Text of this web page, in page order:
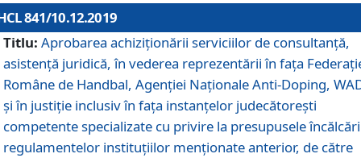
841/10.12.2019
Titlu: Aprobarea achiziționării serviciilor de consultanță,
asistență juridică, în vederea reprezentării în fața
Române de Handbal, Agenției Naționale Anti-Doping,
și în justiție inclusiv în fața instanțelor judecătorești
competente specializate cu privire la presupusele
regulamentelor instituțiilor menționate anterior, de către